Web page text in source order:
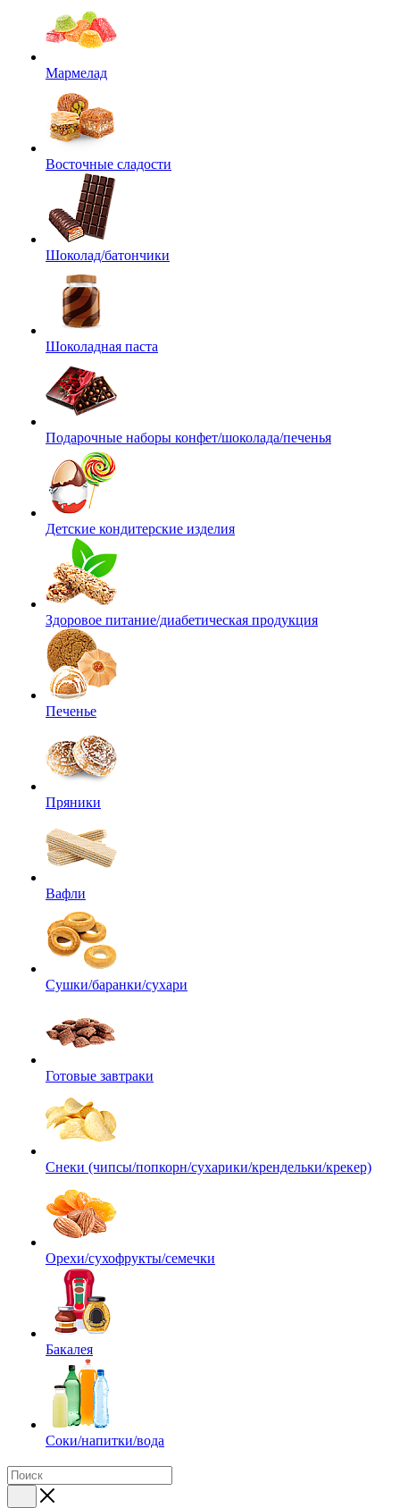
Мармелад
Восточные сладости
Шоколад/батончики
Шоколадная паста
Подарочные наборы конфет/шоколада/печенья
Детские кондитерские изделия
Здоровое питание/диабетическая продукция
Печенье
Пряники
Вафли
Сушки/баранки/сухари
Готовые завтраки
Снеки (чипсы/попкорн/сухарики/крендельки/крекер)
Орехи/сухофрукты/семечки
Бакалея
Соки/напитки/вода